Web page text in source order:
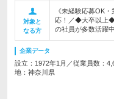
対象と
なる方
《未経験応募OK
応！／◆大卒以上
の社員が多数活躍
企業データ
設立：1972年1月／従業員数：
地：神奈川県